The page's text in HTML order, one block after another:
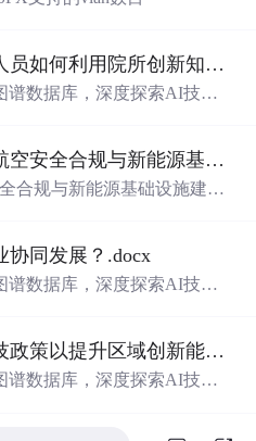
高校技术转移办公室人员如何利用院所创新知识图谱发现技术转化瓶颈？.docx
谱数据库，深度探索AI技术
，推动科技创新与产业创新太阳能供电障碍灯：航空安全合规与新能源基础设施建设驱动的离网照明市场.docx
合规与新能源基础设施建设
协同发展？.docx
谱数据库，深度探索AI技术
，推动科技创新与产业创新政府如何精准制定科技政策以提升区域创新能力？.docx
谱数据库，深度探索AI技术